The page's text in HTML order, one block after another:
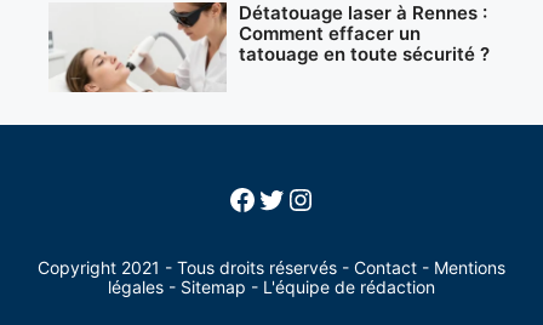
Détatouage laser à Rennes :
Comment effacer un
tatouage en toute sécurité ?
Facebook
Twitter
Instagram
Copyright 2021 - Tous droits réservés - Contact - Mentions
légales - Sitemap - L'équipe de rédaction